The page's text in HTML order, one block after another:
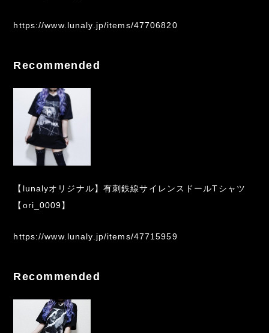
https://www.lunaly.jp/items/47706820
Recommended
【lunalyオリジナル】有刺鉄線サイレンスドールTシャツ
【ori_0009】
https://www.lunaly.jp/items/47715959
Recommended